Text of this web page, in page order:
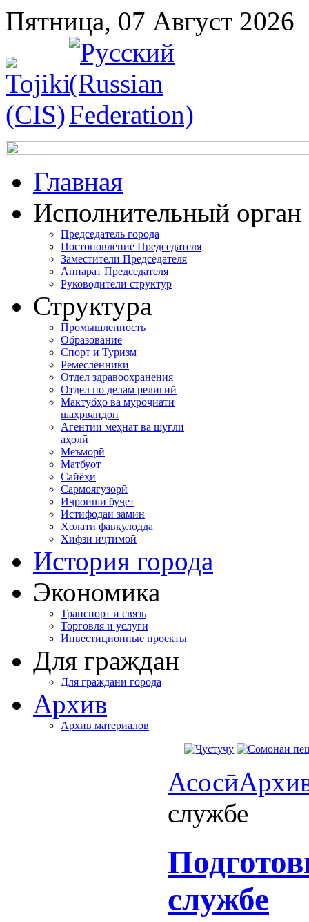
Пятница, 07 Август 2026
Главная
Исполнительный орган
Председатель города
Постоновление Председателя
Заместители Председателя
Аппарат Председателя
Руководители структур
Структура
Промышленность
Образование
Спорт и Туризм
Ремесленники
Отдел здравоохранения
Отдел по делам религий
Мактубҳо ва муроҷиати
шаҳрвандон
Агентии меҳнат ва шуғли
аҳолӣ
Меъморӣ
Матбуот
Сайёҳӣ
Сармоягузорӣ
Иҷроиши буҷет
Истифодаи замин
Ҳолати фавқулодда
Хифзи иҷтимоӣ
История города
Экономика
Транспорт и связь
Торговля и услуги
Инвестиционные проекты
Для граждан
Для граждани города
Архив
Архив материалов
Асосӣ
службе
службе